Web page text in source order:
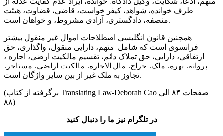
طرف خوانده، شواهد، کیفر خواست، قاضی، قضاوت، هیئت
منصفه، دادگستری، آزادی مشروط، و خواهان است.
همچنین قانون انگلیسی اصطلاحات اموال غیر منقول بیشتر
فرانسوی است که شامل متهم، دارایی منقول، واگذاری، حق
ارتفاقی، دارایی، حق تملاک دائم، تقسیم مالکیت ارضی، اجاره ،
پروانه، بهره، ملک، حراج، مال الاجاره، مالکیت اراضی، مستاجر،
تجاوز به ملک غیر از بین سایر واژگان است.
(برگرفته از کتاب Translating Law-Deborah Cao صفحات ۸۴ الی
۸۸)
در تلگرام نیز ما را دنبال کنید